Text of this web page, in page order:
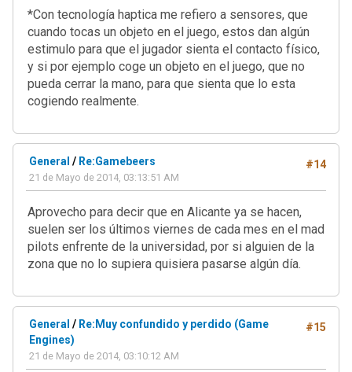
*Con tecnología haptica me refiero a sensores, que
cuando tocas un objeto en el juego, estos dan algún
estimulo para que el jugador sienta el contacto físico,
y si por ejemplo coge un objeto en el juego, que no
pueda cerrar la mano, para que sienta que lo esta
cogiendo realmente.
#14
General / Re:Gamebeers
21 de Mayo de 2014, 03:13:51 AM
Aprovecho para decir que en Alicante ya se hacen,
suelen ser los últimos viernes de cada mes en el mad
pilots enfrente de la universidad, por si alguien de la
zona que no lo supiera quisiera pasarse algún día.
#15
General / Re:Muy confundido y perdido (Game
Engines)
21 de Mayo de 2014, 03:10:12 AM